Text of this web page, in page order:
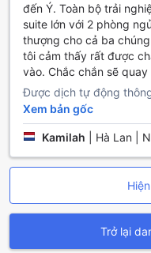
Khu di tích lịch sử
Florence, Ý, là một
thích lịch sử và nghệ
Florence đã từng là
nơi ra đời của nhiều
Khu di tích lịch sử
nổi tiếng như Cung điện
và Bảo tàng Uffizi. Du
độc đáo của các cung
tác phẩm nghệ thuật vĩ
hóa của thành phố
nhiều quảng trường và
không gian lý tưởng để
trưng của Florence.
đến Ý. Toàn bộ trải
suite lớn với 2 phòng
thượng cho cả ba
tôi cảm thấy rất được
vào. Chắc chắn sẽ
Được dịch tự động
Xem bản gốc
Kamilah Hà Lan |
Trở lại